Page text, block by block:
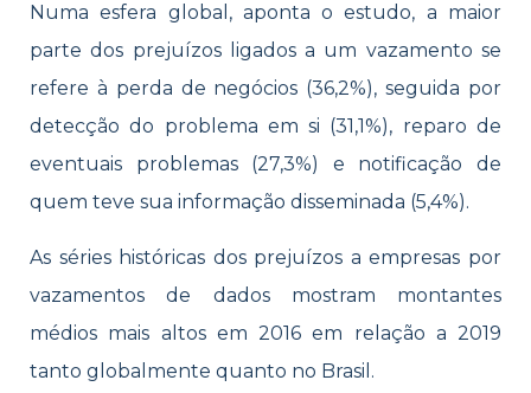
Numa esfera global, aponta o estudo, a maior
parte dos prejuízos ligados a um vazamento se
refere à perda de negócios (36,2%), seguida por
detecção do problema em si (31,1%), reparo de
eventuais problemas (27,3%) e notificação de
quem teve sua informação disseminada (5,4%).
As séries históricas dos prejuízos a empresas por
vazamentos de dados mostram montantes
médios mais altos em 2016 em relação a 2019
tanto globalmente quanto no Brasil.